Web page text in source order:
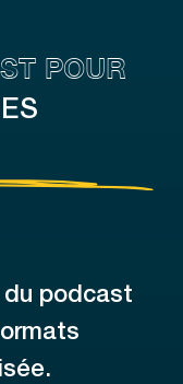
POUR
du podcast